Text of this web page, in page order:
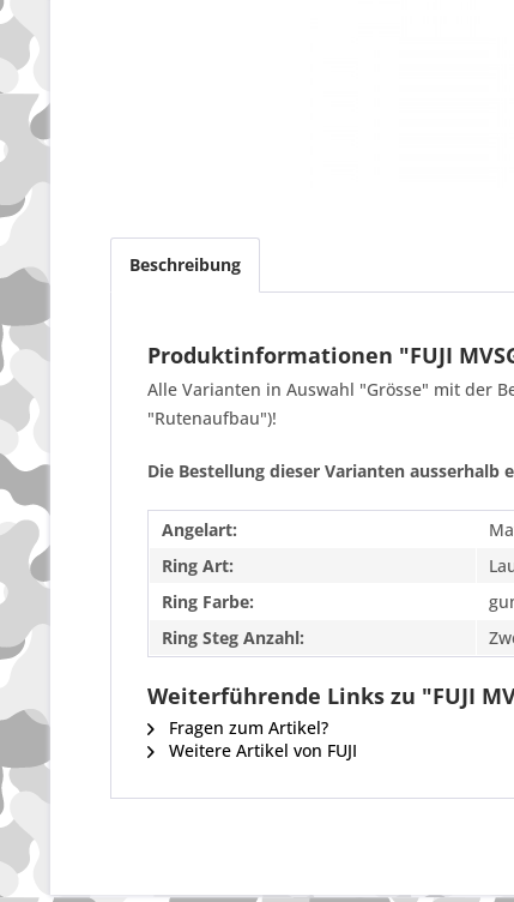
Beschreibung
Produktinformationen "FUJI
Alle Varianten in Auswahl "Grösse" mit der
"Rutenaufbau")!
Die Bestellung dieser Varianten
Angelart:
Ring Art:
Ring Farbe:
Ring Steg Anzahl:
Weiterführende Links zu "FUJI
Fragen zum Artikel?
Weitere Artikel von FUJI